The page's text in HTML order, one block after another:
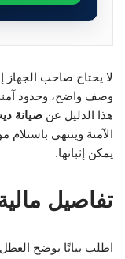
لا يحتاج صاحب
وصف واضح، وحدود
هذا الدليل عن صيانة
الآمنة وينتهي
يمكن إثباتها.
تفاصيل
اطلب بيانًا يوضح